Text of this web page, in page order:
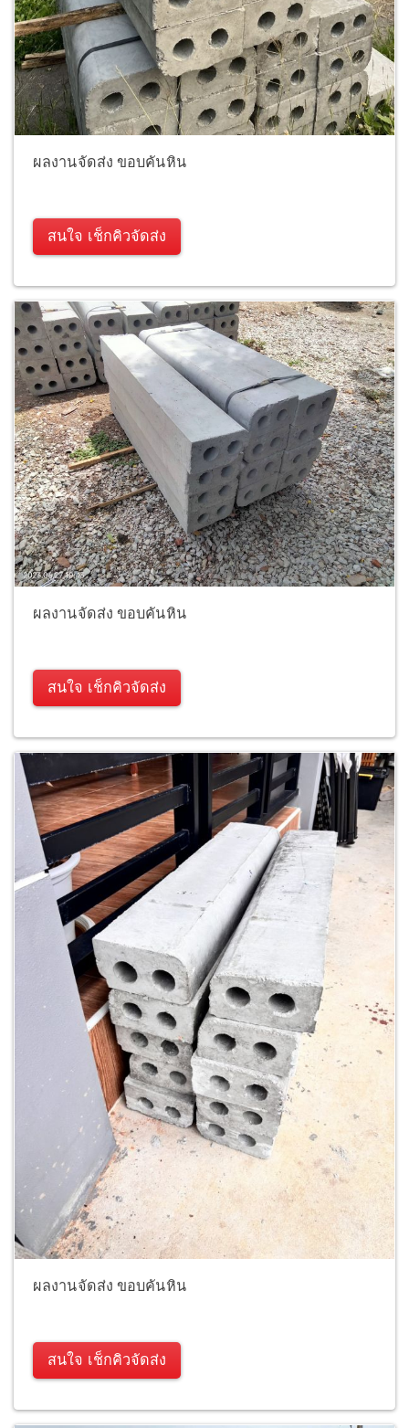
ผลงานจัดส่ง ขอบคันหิน
สนใจ เช็กคิวจัดส่ง
ผลงานจัดส่ง ขอบคันหิน
สนใจ เช็กคิวจัดส่ง
ผลงานจัดส่ง ขอบคันหิน
สนใจ เช็กคิวจัดส่ง